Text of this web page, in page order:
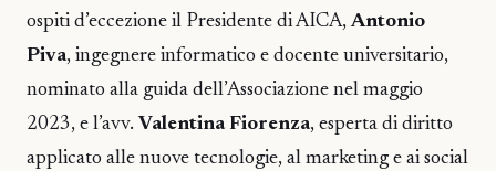
ospiti d’eccezione il Presidente di AICA,Antonio
Piva, ingegnere informatico e docente universitario,
nominato alla guida dell’Associazione nel maggio
2023, e l’avv. Valentina Fiorenza, esperta di diritto
applicato alle nuove tecnologie, al marketing e ai social